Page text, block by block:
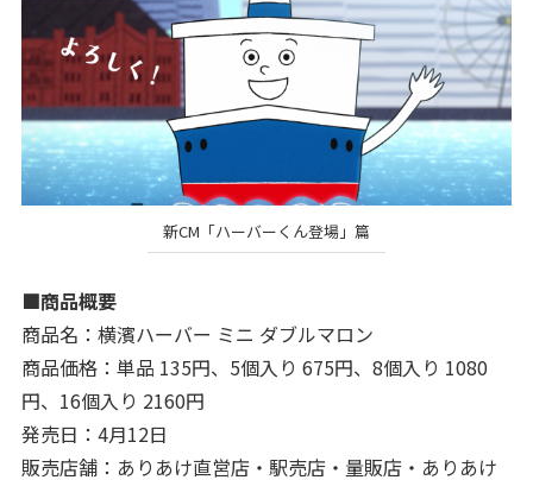
新CM「ハーバーくん登場」篇
■商品概要
商品名：横濱ハーバー ミニ ダブルマロン
商品価格：単品 135円、5個入り 675円、8個入り 1080
円、16個入り 2160円
発売日：4月12日
販売店舗：ありあけ直営店・駅売店・量販店・ありあけ